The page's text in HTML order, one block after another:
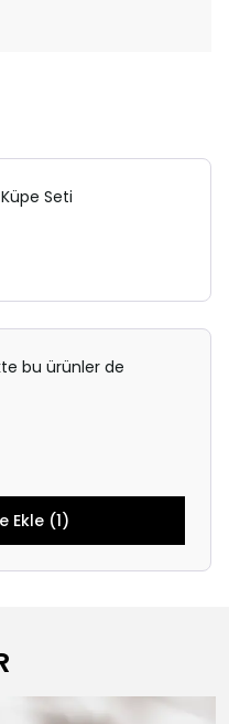
Seti
bu ürünler de
Ekle (1)